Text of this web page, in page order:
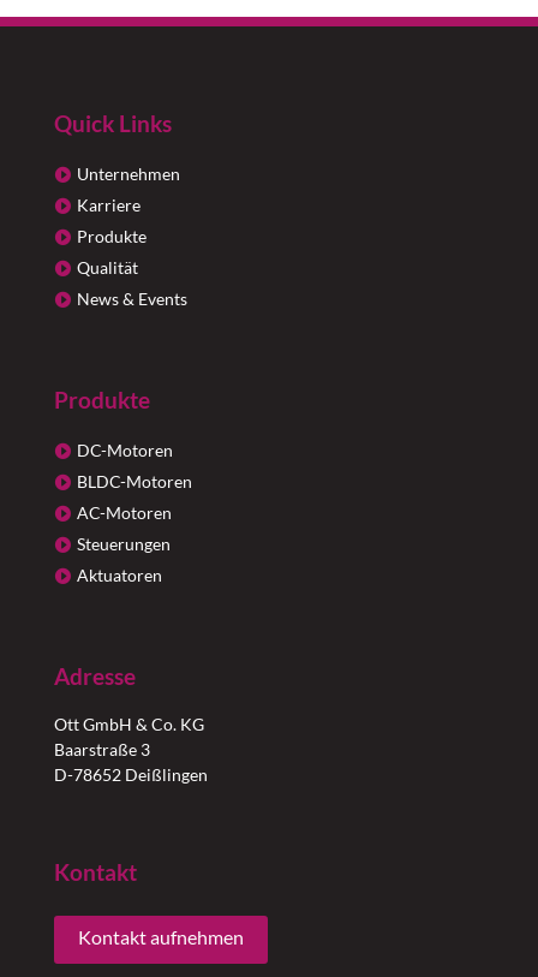
Quick Links
Unternehmen
Karriere
Produkte
Qualität
News & Events
Produkte
DC-Motoren
BLDC-Motoren
AC-Motoren
Steuerungen
Aktuatoren
Adresse
Ott GmbH & Co. KG
Baarstraße 3
D-78652 Deißlingen
Kontakt
Kontakt aufnehmen